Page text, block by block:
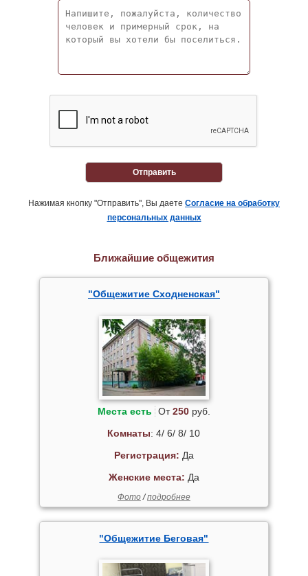
Отправить
Нажимая кнопку "Отправить", Вы даете Согласие на обработку
персональных данных
Ближайшие общежития
"Общежитие Сходненская"
Места есть От250руб.
Комнаты: 4/ 6/ 8/ 10
Регистрация: Да
Женские места: Да
Фото/подробнее
"Общежитие Беговая"